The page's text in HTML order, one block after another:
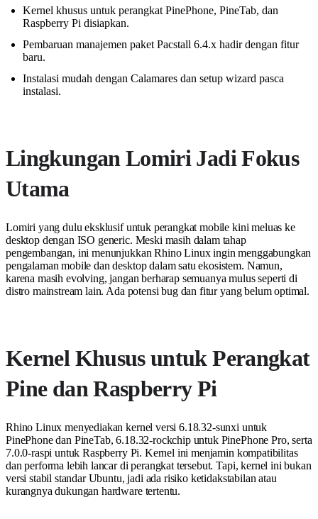
Kernel khusus untuk perangkat PinePhone, PineTab, dan
Raspberry Pi disiapkan.
Pembaruan manajemen paket Pacstall 6.4.x hadir dengan fitur
baru.
Instalasi mudah dengan Calamares dan setup wizard pasca
instalasi.
Lingkungan Lomiri Jadi Fokus
Utama
Lomiri yang dulu eksklusif untuk perangkat mobile kini meluas ke
desktop dengan ISO generic. Meski masih dalam tahap
pengembangan, ini menunjukkan Rhino Linux ingin menggabungkan
pengalaman mobile dan desktop dalam satu ekosistem. Namun,
karena masih evolving, jangan berharap semuanya mulus seperti di
distro mainstream lain. Ada potensi bug dan fitur yang belum optimal.
Kernel Khusus untuk Perangkat
Pine dan Raspberry Pi
Rhino Linux menyediakan kernel versi 6.18.32-sunxi untuk
PinePhone dan PineTab, 6.18.32-rockchip untuk PinePhone Pro, serta
7.0.0-raspi untuk Raspberry Pi. Kernel ini menjamin kompatibilitas
dan performa lebih lancar di perangkat tersebut. Tapi, kernel ini bukan
versi stabil standar Ubuntu, jadi ada risiko ketidakstabilan atau
kurangnya dukungan hardware tertentu.